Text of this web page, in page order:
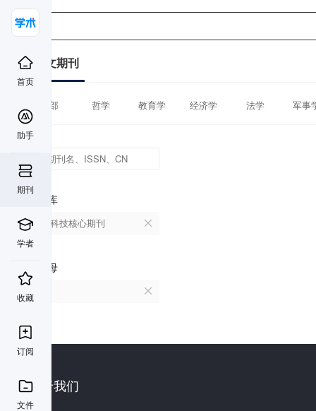
首页
助手
期刊
学者
收藏
订阅
文件
中文期刊
全部 哲学 教育学 经济学 法学 军事
数据库
中国科技核心期刊
首字母
关于我们